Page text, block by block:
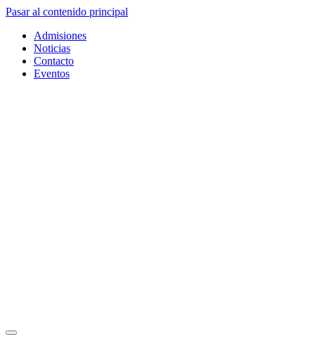
Pasar al contenido principal
Admisiones
Noticias
Contacto
Eventos